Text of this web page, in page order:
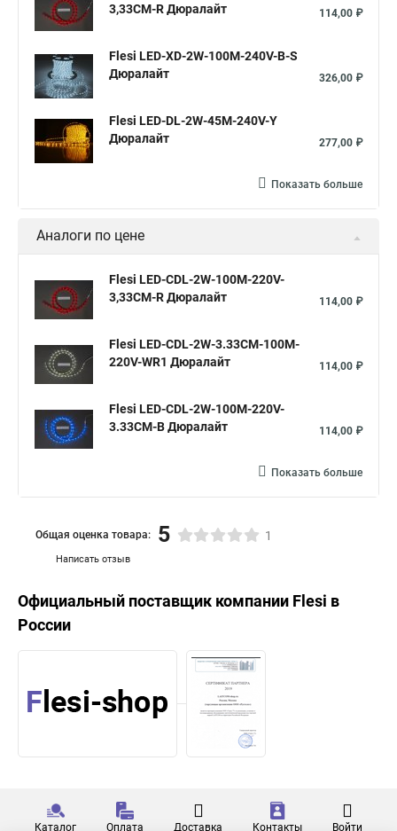
3,33СМ-R Дюралайт
114,00 ₽
Flesi LED-XD-2W-100M-240V-B-S
Дюралайт
326,00 ₽
Flesi LED-DL-2W-45M-240V-Y
Дюралайт
277,00 ₽
Показать больше
Аналоги по цене
Flesi LED-СDL-2W-100M-220V-
3,33СМ-R Дюралайт
114,00 ₽
Flesi LED-СDL-2W-3.33CМ-100M-
220V-WR1 Дюралайт
114,00 ₽
Flesi LED-СDL-2W-100M-220V-
3.33CM-B Дюралайт
114,00 ₽
Показать больше
Написать отзыв
Общая оценка товара: 5 1
Официальный поставщик компании Flesi в
России
Каталог Оплата Доставка Контакты Войти